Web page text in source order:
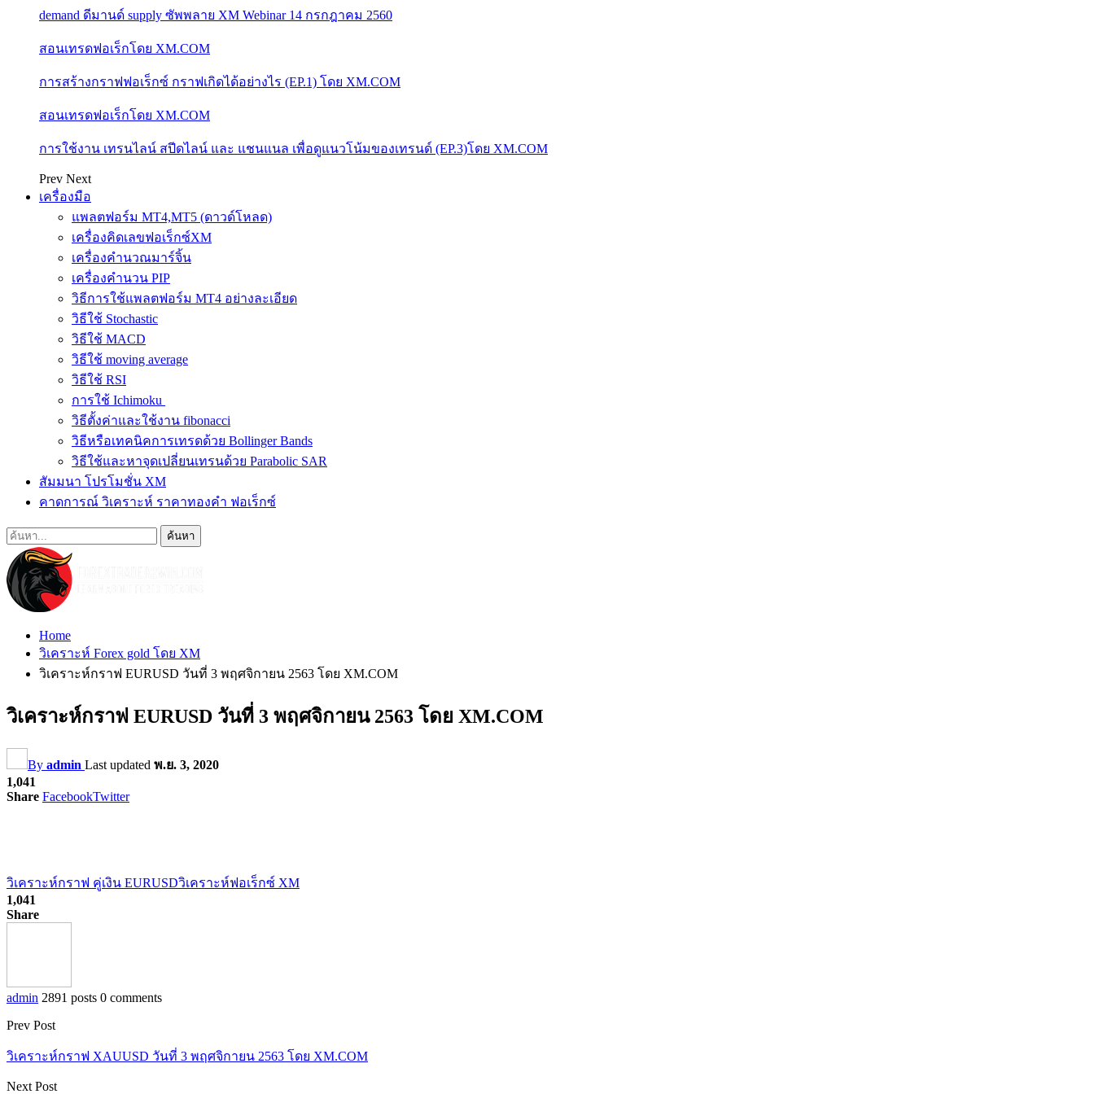
demand ดีมานด์ supply ซัพพลาย XM Webinar 14 กรกฎาคม 2560
สอนเทรดฟอเร็กโดย XM.COM
การสร้างกราฟฟอเร็กซ์ กราฟเกิดได้อย่างไร (EP.1) โดย XM.COM
สอนเทรดฟอเร็กโดย XM.COM
การใช้งาน เทรนไลน์ สปีดไลน์ และ แชนแนล เพื่อดูแนวโน้มของเทรนด์ (EP.3)โดย XM.COM
Prev Next
เครื่องมือ
แพลตฟอร์ม MT4,MT5 (ดาวด์โหลด)
เครื่องคิดเลขฟอเร็กซ์XM
เครื่องคำนวณมาร์จิ้น
เครื่องคำนวน PIP
วิธีการใช้แพลตฟอร์ม MT4 อย่างละเอียด
วิธีใช้ Stochastic
วิธีใช้ MACD
วิธีใช้ moving average
วิธีใช้ RSI
การใช้ Ichimoku
วิธีตั้งค่าและใช้งาน fibonacci
วิธีหรือเทคนิคการเทรดด้วย Bollinger Bands
วิธีใช้และหาจุดเปลี่ยนเทรนด้วย Parabolic SAR
สัมมนา โปรโมชั่น XM
คาดการณ์ วิเคราะห์ ราคาทองคำ ฟอเร็กซ์
Home
วิเคราะห์ Forex gold โดย XM
วิเคราะห์กราฟ EURUSD วันที่ 3 พฤศจิกายน 2563 โดย XM.COM
วิเคราะห์กราฟ EURUSD วันที่ 3 พฤศจิกายน 2563 โดย XM.COM
By admin Last updated พ.ย. 3, 2020
1,041
Share FacebookTwitter
วิเคราะห์กราฟ คู่เงิน EURUSDวิเคราะห์ฟอเร็กซ์ XM
1,041
Share
admin 2891 posts 0 comments
Prev Post
วิเคราะห์กราฟ XAUUSD วันที่ 3 พฤศจิกายน 2563 โดย XM.COM
Next Post